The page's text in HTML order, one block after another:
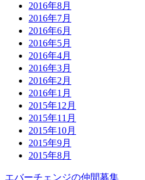
2016年8月
2016年7月
2016年6月
2016年5月
2016年4月
2016年3月
2016年2月
2016年1月
2015年12月
2015年11月
2015年10月
2015年9月
2015年8月
エバーチ ェ ンジの仲間募集